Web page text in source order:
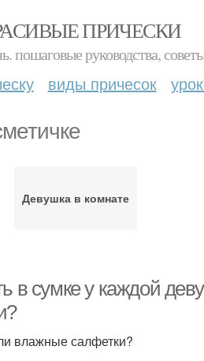
ПРИЧЕСКИ
пошаговые руководства,
виды причесок
Девушка в комнате
в сумке у каждой
влажные салфетки?